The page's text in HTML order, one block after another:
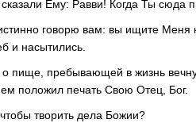
Ему: Равви! Когда Ты сюда
говорю вам: вы ищите Меня
и насытились.
пище, пребывающей в жизнь
положил печать Свою Отец, Бог.
творить дела Божии?